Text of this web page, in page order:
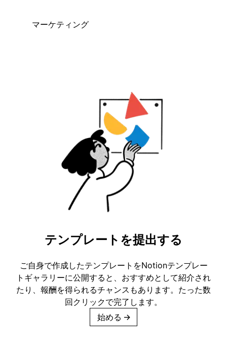
マーケティング
テンプレートを提出する
ご自身で作成したテンプレートをNotionテンプレー
トギャラリーに公開すると、おすすめとして紹介され
たり、報酬を得られるチャンスもあります。たった数
回クリックで完了します。
始める →